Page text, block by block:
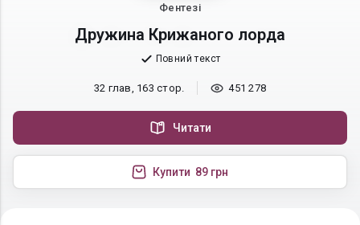
Фентезі
Дружина Крижаного лорда
Повний текст
32 глав, 163 стор. 451 278
Читати
Купити 89 грн